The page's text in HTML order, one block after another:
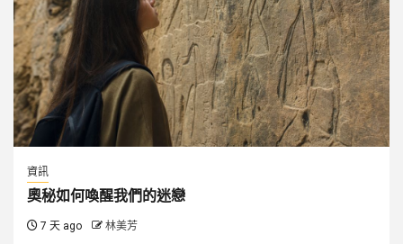
資訊
奧秘如何喚醒我們的迷戀
7 天 ago 林美芳